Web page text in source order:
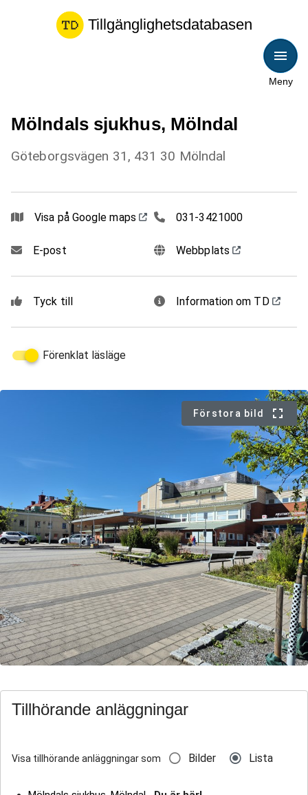
Tillgänglighetsdatabasen
Meny
Mölndals sjukhus, Mölndal
Göteborgsvägen 31, 431 30 Mölndal
Visa på Google maps 0313421000
031-3421000
E-post Webbplats
Tyck till Information om TD
Förenklat läsläge
Förstora bild
Tillhörande anläggningar
Visa tillhörande anläggningar som Bilder Lista